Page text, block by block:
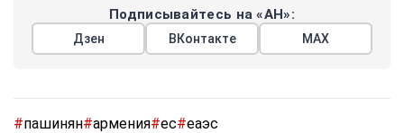
Подписывайтесь на «АН»:
Дзен ВКонтакте МАХ
#пашинян#армения#ес#еаэс